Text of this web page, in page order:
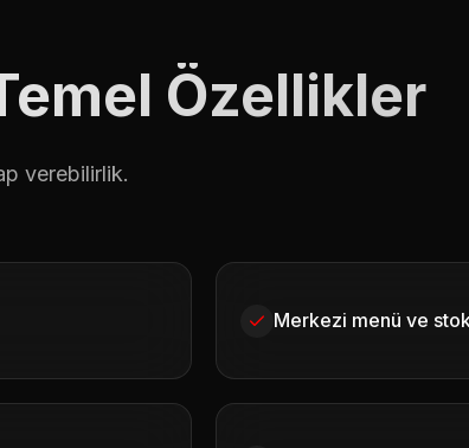
Özellikler
verebilirlik.
Merkezi menü ve